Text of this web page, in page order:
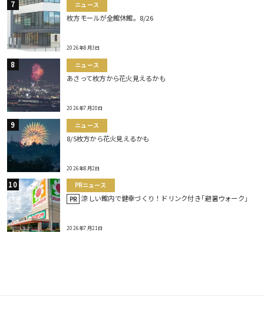
ニュース
枚方モールが全館休館。8/26
2026年8月3日
ニュース
あさって枚方から花火見えるかも
2026年7月20日
ニュース
8/5枚方から花火見えるかも
2026年8月2日
PRニュース
PR 涼しい館内で健幸づくり！ドリンク付き｢避暑ウォーク｣
2026年7月21日